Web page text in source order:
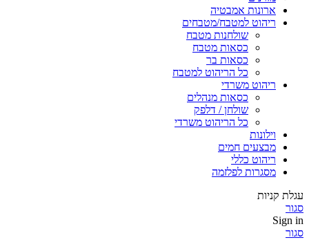
ארונות אמבטיה
ריהוט למטבח/מטבחים
שולחנות מטבח
כסאות מטבח
כסאות בר
כל הריהוט למטבח
ריהוט משרדי
כסאות מנהלים
שולחן / דלפק
כל הריהוט משרדי
וילונות
מבצעים חמים
ריהוט כללי
מסגרות לפלזמה
עגלת קניות
סגור
Sign in
סגור